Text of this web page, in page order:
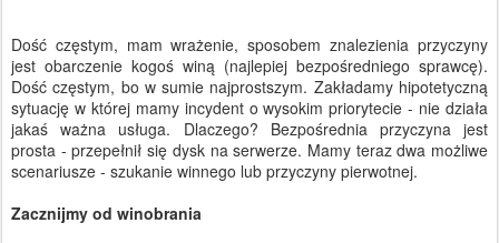
Dość częstym, mam wrażenie, sposobem znalezienia przyczyny
jest obarczenie kogoś winą (najlepiej bezpośredniego sprawcę).
Dość częstym, bo w sumie najprostszym. Zakładamy hipotetyczną
sytuację w której mamy incydent o wysokim priorytecie - nie działa
jakaś ważna usługa. Dlaczego? Bezpośrednia przyczyna jest
prosta - przepełnił się dysk na serwerze. Mamy teraz dwa możliwe
scenariusze - szukanie winnego lub przyczyny pierwotnej.
Zacznijmy od winobrania